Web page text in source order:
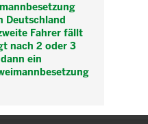
Deutschland
Fahrer fällt
nach 2 oder 3
ein